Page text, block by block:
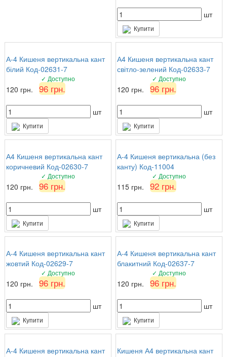
шт
Купити
А-4 Кишеня вертикальна кант
білий Код-02631-7
✓ Доступно
120 грн. 96 грн.
шт
Купити
А4 Кишеня вертикальна кант
світло-зелений Код-02633-7
✓ Доступно
120 грн. 96 грн.
шт
Купити
А4 Кишеня вертикальна кант
коричневий Код-02630-7
✓ Доступно
120 грн. 96 грн.
шт
Купити
А-4 Кишеня вертикальна (без
канту) Код-11004
✓ Доступно
115 грн. 92 грн.
шт
Купити
А-4 Кишеня вертикальна кант
жовтий Код-02629-7
✓ Доступно
120 грн. 96 грн.
шт
Купити
А-4 Кишеня вертикальна кант
блакитний Код-02637-7
✓ Доступно
120 грн. 96 грн.
шт
Купити
А-4 Кишеня вертикальна кант
Кишеня А4 вертикальна кант